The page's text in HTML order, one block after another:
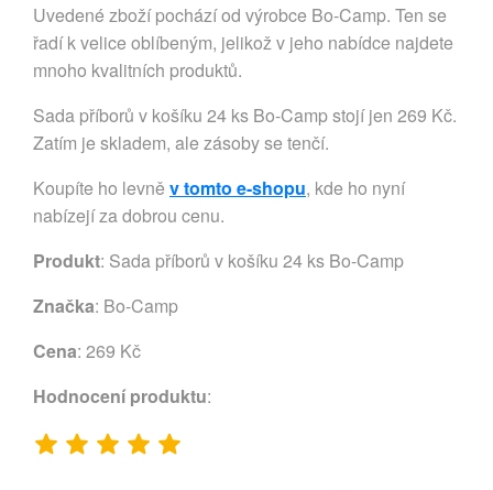
Uvedené zboží pochází od výrobce Bo-Camp. Ten se
řadí k velice oblíbeným, jelikož v jeho nabídce najdete
mnoho kvalitních produktů.
Sada příborů v košíku 24 ks Bo-Camp stojí jen 269 Kč.
Zatím je skladem, ale zásoby se tenčí.
Koupíte ho levně v tomto e-shopu, kde ho nyní
nabízejí za dobrou cenu.
Produkt: Sada příborů v košíku 24 ks Bo-Camp
Značka: Bo-Camp
Cena: 269 Kč
Hodnocení produktu: